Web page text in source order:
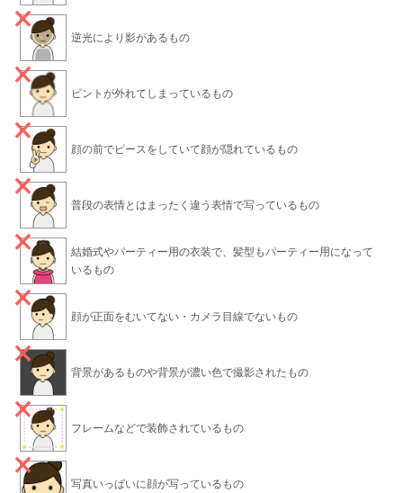
逆光により影があるもの
ピントが外れてしまっているもの
顔の前でピースをしていて顔が隠れているもの
普段の表情とはまったく違う表情で写っているもの
結婚式やパーティー用の衣装で、髪型もパーティー用になって
いるもの
顔が正面をむいてない・カメラ目線でないもの
背景があるものや背景が濃い色で撮影されたもの
フレームなどで装飾されているもの
写真いっぱいに顔が写っているもの